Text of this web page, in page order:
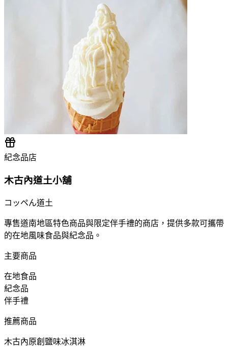
紀念品店
木古內道土小舖
コッペん道土
專售道南地區特色商品與限定伴手禮的商店，提供多款可攜帶
的在地風味食品與紀念品。
主要商品
在地食品
紀念品
伴手禮
推薦商品
木古內原創鹽味冰淇淋